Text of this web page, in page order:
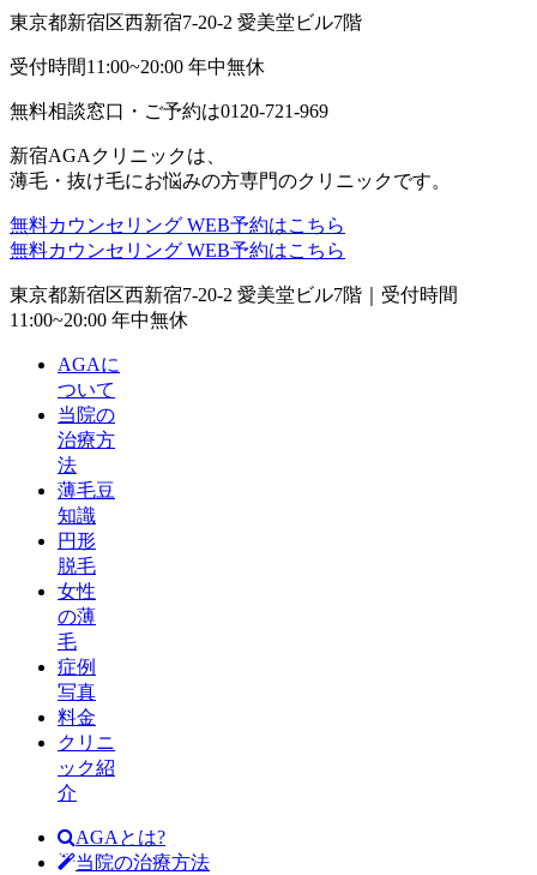
東京都新宿区西新宿7-20-2 愛美堂ビル7階
受付時間11:00~20:00 年中無休
無料相談窓口・ご予約は0120-721-969
新宿AGAクリニックは、
薄毛・抜け毛にお悩みの方専門のクリニックです。
無料カウンセリング WEB予約はこちら
無料カウンセリング WEB予約はこちら
東京都新宿区西新宿7-20-2 愛美堂ビル7階｜ 受付時間
11:00~20:00 年中無休
AGAに
ついて
当院の
治療方
法
薄毛豆
知識
円形
脱毛
女性
の薄
毛
症例
写真
料金
クリニ
ック紹
介
AGAとは?
当院の治療方法